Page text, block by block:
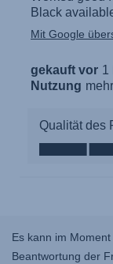
Es kann im
Beantwortung der